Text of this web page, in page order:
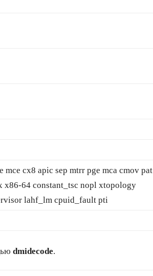
mce cx8 apic sep mtrr pge mca cmov pat
x86-64 constant_tsc nopl xtopology
lahf_lm cpuid_fault pti
dmidecode.